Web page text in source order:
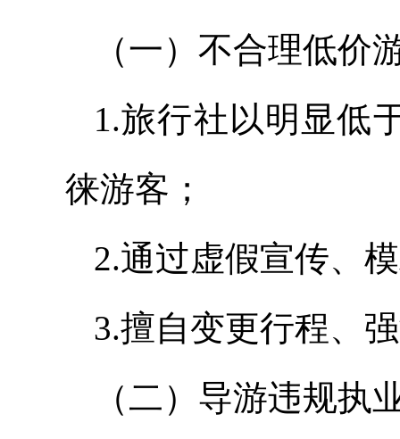
（一）不合理低价
1.旅行社以明显低
徕游客；
2.通过虚假宣传、
3.擅自变更行程、
（二）导游违规执